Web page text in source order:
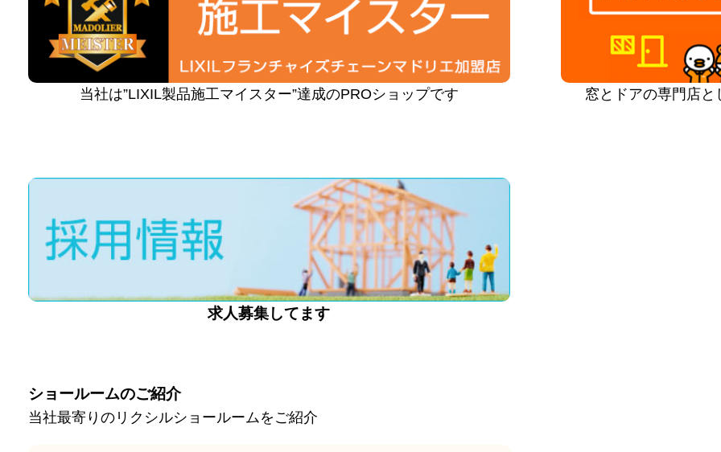
当社は”LIXIL製品施工マイスター”達成のPROショップです 窓とドアの専門店
求人募集してます
ショールームのご紹介
当社最寄りのリクシルショールームをご紹介